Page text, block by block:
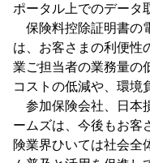
ポータル上でのデー
保険料控除証明書の
は、お客さまの利便性
業ご担当者の業務量の
コストの低減や、環境
参加保険会社、日本
ームズは、今後もお客
険業界ひいては社会全